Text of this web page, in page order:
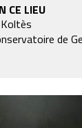
CE LIEU
de